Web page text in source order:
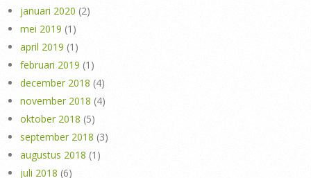
januari 2020 (2)
mei 2019 (1)
april 2019 (1)
februari 2019 (1)
december 2018 (4)
november 2018 (4)
oktober 2018 (5)
september 2018 (3)
augustus 2018 (1)
juli 2018 (6)